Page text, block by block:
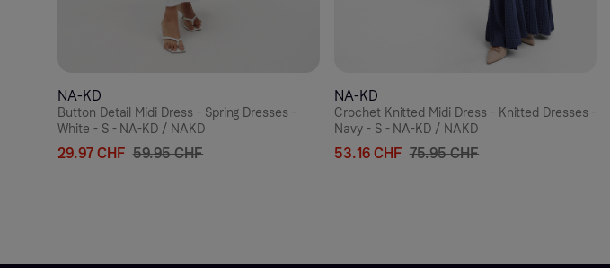
NA-KD
Button Detail Midi Dress - Spring Dresses -
White - S - NA-KD / NAKD
29.97 CHF 59.95 CHF
NA-KD
Crochet Knitted Midi Dress - Knitted Dresses -
Navy - S - NA-KD / NAKD
53.16 CHF 75.95 CHF